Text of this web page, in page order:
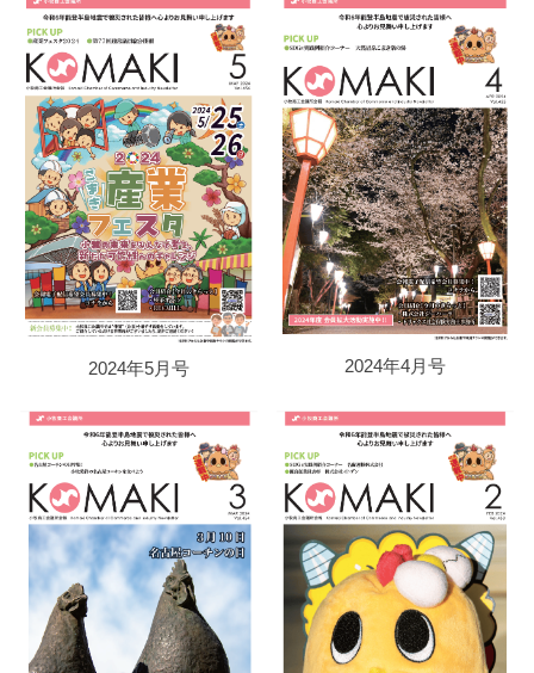
2024年5月号 2024年4月号